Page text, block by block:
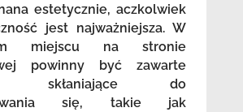
estetycznie, aczkolwiek
jest najważniejsza. W
miejscu na stronie
powinny być zawarte
skłaniające do
się, takie jak